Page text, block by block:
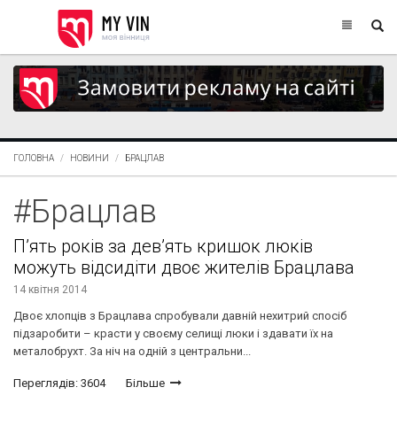
ГОЛОВНА НОВИНИ БРАЦЛАВ
#Брацлав
П’ять років за дев’ять кришок люків
можуть відсидіти двоє жителів Брацлава
14 квітня 2014
Двоє хлопців з Брацлава спробували давній нехитрий спосіб
підзаробити – красти у своєму селищі люки і здавати їх на
металобрухт. За ніч на одній з центральни...
Переглядів: 3604 Більше